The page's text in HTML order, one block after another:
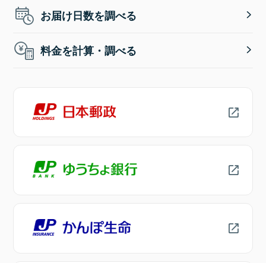
お届け日数を調べる
料金を計算・調べる